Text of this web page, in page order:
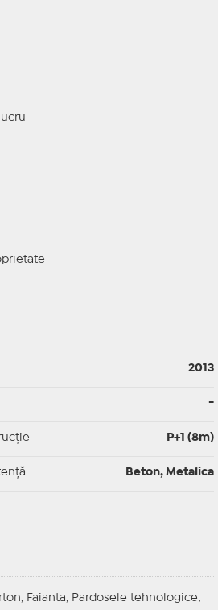
2013
-
P+1 (8m)
Beton, Metalica
Faianta, Pardosele tehnologice;